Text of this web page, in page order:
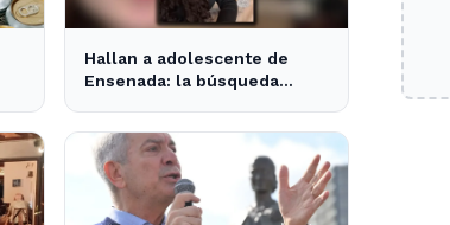
Hallan a adolescente de
Ensenada: la búsqueda